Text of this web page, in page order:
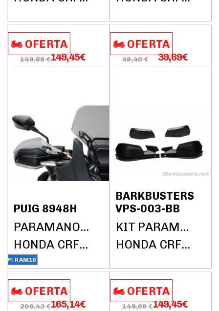
🏍️​​ OFERTA
149,69 €149,45€
PUIG 8948H
PARAMANOS PUIG
HONDA CRF1000L AFRICA TWIN DCT ABS 2018
10% RAM10
🏍️​​ OFERTA
48,40 € 39,69€
BARKBUSTERS
VPS-003-BB
KIT PARAMANOS BARKBUSTERS (SIN BARRAS)
HONDA CRF1000L AFRICA TWIN DCT ABS 2018
🏍️​​ OFERTA
206,43 €165,14€
🏍️​​ OFERTA
149,69 €149,45€